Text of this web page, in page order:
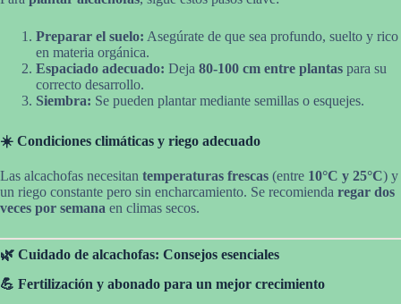
Preparar el suelo: Asegúrate de que sea profundo, suelto y rico
en materia orgánica.
Espaciado adecuado: Deja 80-100 cm entre plantas para su
correcto desarrollo.
Siembra: Se pueden plantar mediante semillas o esquejes.
☀️ Condiciones climáticas y riego adecuado
Las alcachofas necesitan temperaturas frescas (entre 10°C y 25°C) y
un riego constante pero sin encharcamiento. Se recomienda regar dos
veces por semana en climas secos.
🌿 Cuidado de alcachofas: Consejos esenciales
💪 Fertilización y abonado para un mejor crecimiento